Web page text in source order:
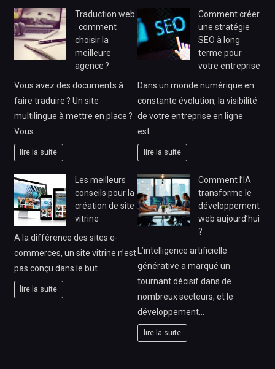
Traduction web
: comment
choisir la
meilleure
agence ?
Vous avez des documents à
faire traduire ? Un site
multilingue à mettre en place ?
Vous…
lire la suite
Comment créer
une stratégie
SEO à long
terme pour
votre entreprise
Dans un monde numérique en
constante évolution, la visibilité
de votre entreprise en ligne
est…
lire la suite
Les meilleurs
conseils pour la
création de site
vitrine
A la différence des sites e-
commerces, un site vitrine n’est
pas conçu dans le but…
lire la suite
Comment l’IA
transforme le
développement
web aujourd’hui
?
L’intelligence artificielle
générative a marqué un
tournant décisif dans de
nombreux secteurs, et le
développement…
lire la suite